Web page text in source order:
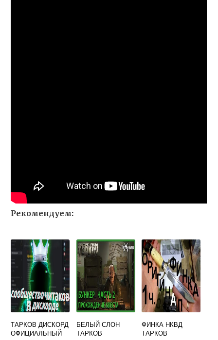
Рекомендуем:
ТАРКОВ ДИСКОРД
ОФИЦИАЛЬНЫЙ
БЕЛЫЙ СЛОН
ТАРКОВ
ФИНКА НКВД
ТАРКОВ